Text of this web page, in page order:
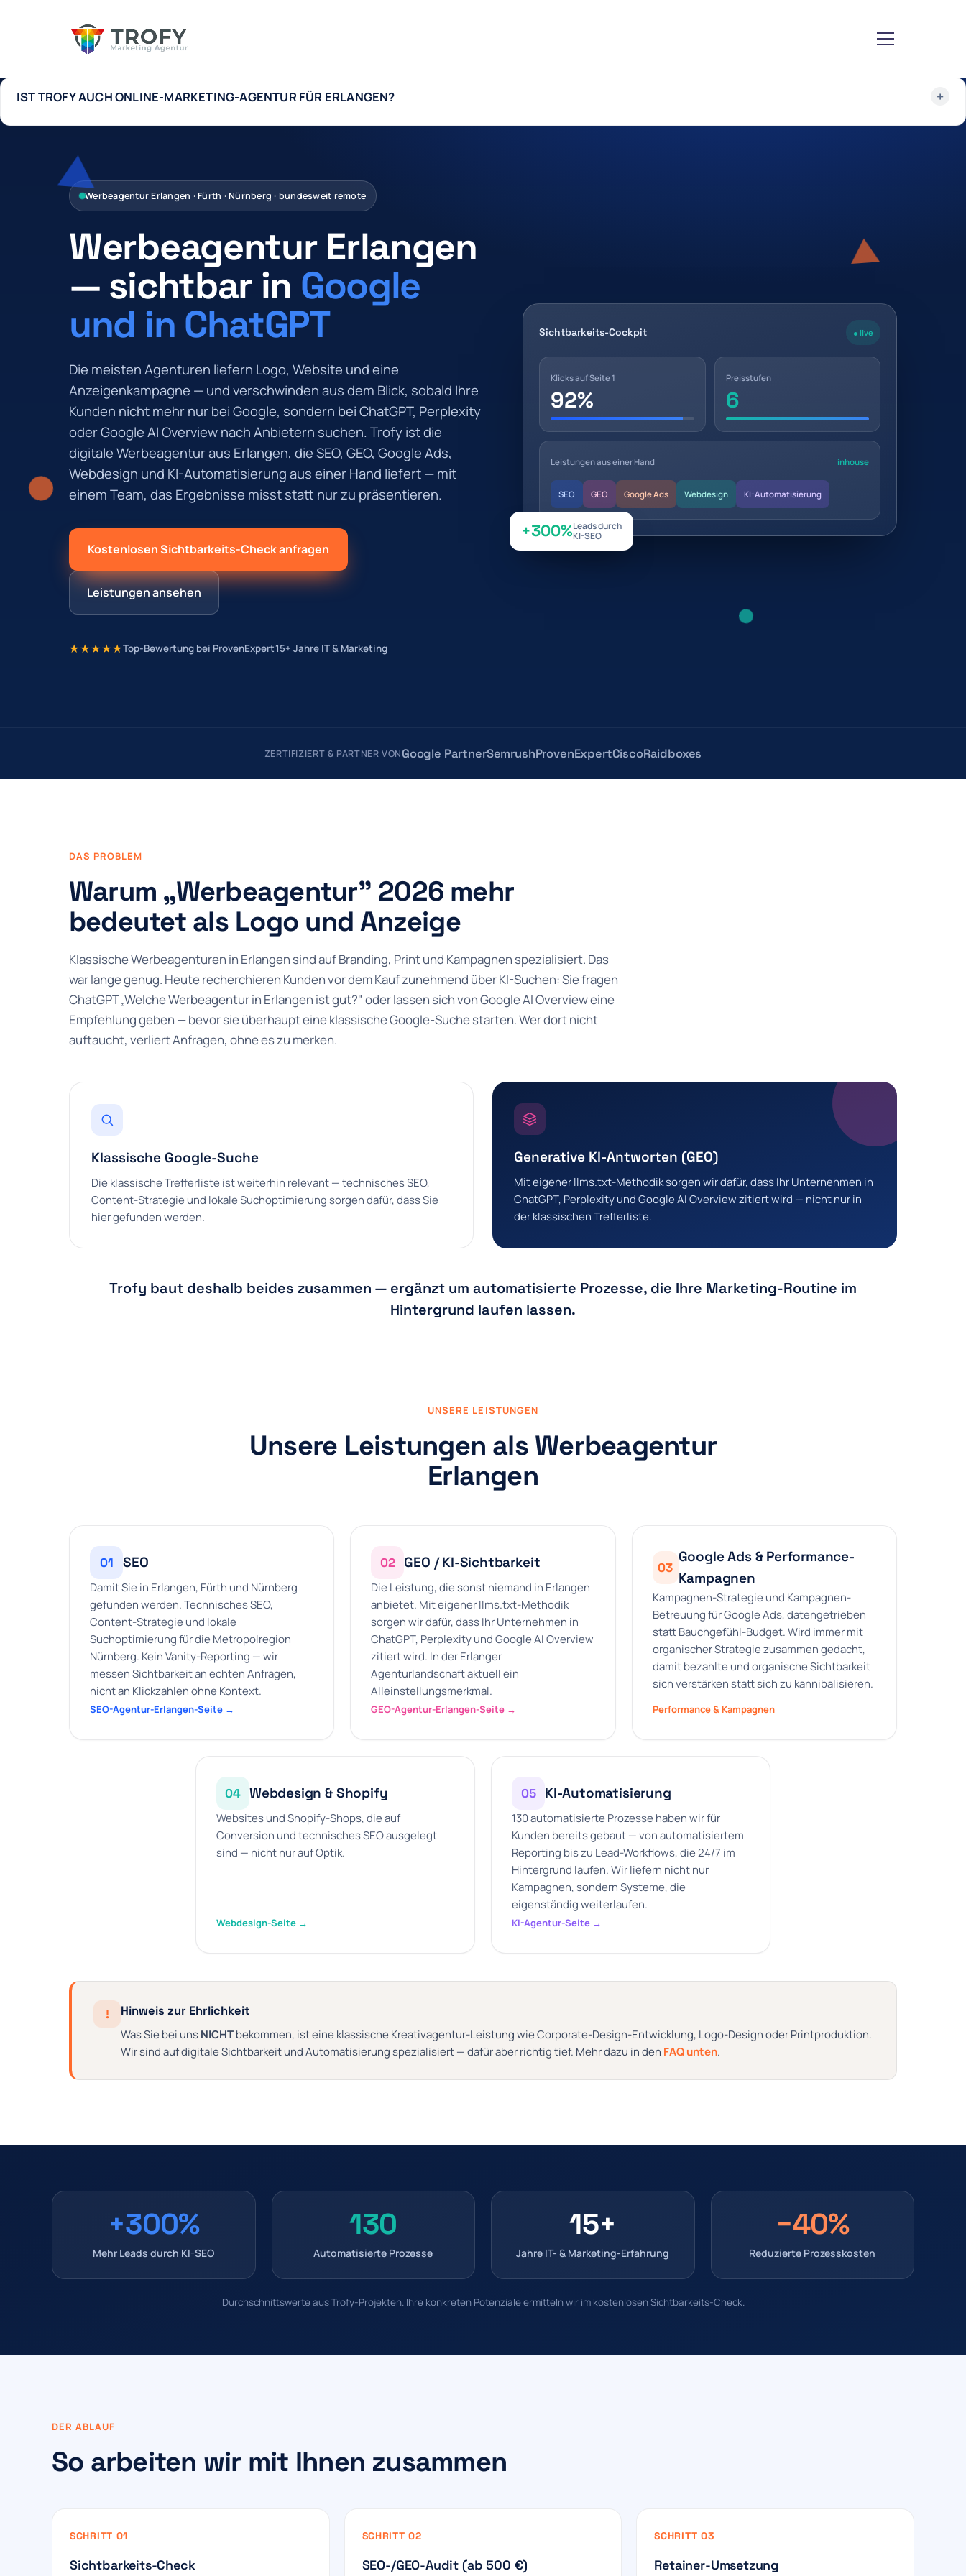
IST TROFY AUCH ONLINE-MARKETING-AGENTUR FÜR ERLANGEN? +
Werbeagentur Erlangen · Fürth · Nürnberg · bundesweit remote
Werbeagentur Erlangen
— sichtbar in Google
und in ChatGPT
Die meisten Agenturen liefern Logo, Website und eine
Anzeigenkampagne — und verschwinden aus dem Blick, sobald Ihre
Kunden nicht mehr nur bei Google, sondern bei ChatGPT, Perplexity
oder Google AI Overview nach Anbietern suchen. Trofy ist die
digitale Werbeagentur aus Erlangen, die SEO, GEO, Google Ads,
Webdesign und KI-Automatisierung aus einer Hand liefert — mit
einem Team, das Ergebnisse misst statt nur zu präsentieren.
Kostenlosen Sichtbarkeits-Check anfragen
Leistungen ansehen
★★★★★Top-Bewertung bei ProvenExpert15+ Jahre IT & Marketing
Sichtbarkeits-Cockpit ● live
Klicks auf Seite 1
92%
Preisstufen
6
Leistungen aus einer Hand inhouse
SEO GEO Google Ads Webdesign KI-Automatisierung
+300%Leads durch
KI-SEO
ZERTIFIZIERT & PARTNER VONGoogle PartnerSemrushProvenExpertCiscoRaidboxes
DAS PROBLEM
Warum „Werbeagentur" 2026 mehr
bedeutet als Logo und Anzeige
Klassische Werbeagenturen in Erlangen sind auf Branding, Print und Kampagnen spezialisiert. Das
war lange genug. Heute recherchieren Kunden vor dem Kauf zunehmend über KI-Suchen: Sie fragen
ChatGPT „Welche Werbeagentur in Erlangen ist gut?" oder lassen sich von Google AI Overview eine
Empfehlung geben — bevor sie überhaupt eine klassische Google-Suche starten. Wer dort nicht
auftaucht, verliert Anfragen, ohne es zu merken.
Klassische Google-Suche
Die klassische Trefferliste ist weiterhin relevant — technisches SEO,
Content-Strategie und lokale Suchoptimierung sorgen dafür, dass Sie
hier gefunden werden.
Generative KI-Antworten (GEO)
Mit eigener llms.txt-Methodik sorgen wir dafür, dass Ihr Unternehmen in
ChatGPT, Perplexity und Google AI Overview zitiert wird — nicht nur in
der klassischen Trefferliste.
Trofy baut deshalb beides zusammen — ergänzt um automatisierte Prozesse, die Ihre Marketing-Routine im
Hintergrund laufen lassen.
UNSERE LEISTUNGEN
Unsere Leistungen als Werbeagentur
Erlangen
01 SEO
Damit Sie in Erlangen, Fürth und Nürnberg
gefunden werden. Technisches SEO,
Content-Strategie und lokale
Suchoptimierung für die Metropolregion
Nürnberg. Kein Vanity-Reporting — wir
messen Sichtbarkeit an echten Anfragen,
nicht an Klickzahlen ohne Kontext.
SEO-Agentur-Erlangen-Seite →
02 GEO / KI-Sichtbarkeit
Die Leistung, die sonst niemand in Erlangen
anbietet. Mit eigener llms.txt-Methodik
sorgen wir dafür, dass Ihr Unternehmen in
ChatGPT, Perplexity und Google AI Overview
zitiert wird. In der Erlanger
Agenturlandschaft aktuell ein
Alleinstellungsmerkmal.
GEO-Agentur-Erlangen-Seite →
03
Google Ads & Performance-
Kampagnen
Kampagnen-Strategie und Kampagnen-
Betreuung für Google Ads, datengetrieben
statt Bauchgefühl-Budget. Wird immer mit
organischer Strategie zusammen gedacht,
damit bezahlte und organische Sichtbarkeit
sich verstärken statt sich zu kannibalisieren.
Performance & Kampagnen
04 Webdesign & Shopify
Websites und Shopify-Shops, die auf
Conversion und technisches SEO ausgelegt
sind — nicht nur auf Optik.
Webdesign-Seite →
05 KI-Automatisierung
130 automatisierte Prozesse haben wir für
Kunden bereits gebaut — von automatisiertem
Reporting bis zu Lead-Workflows, die 24/7 im
Hintergrund laufen. Wir liefern nicht nur
Kampagnen, sondern Systeme, die
eigenständig weiterlaufen.
KI-Agentur-Seite →
!
Hinweis zur Ehrlichkeit
Was Sie bei unsNICHTbekommen, ist eine klassische Kreativagentur-Leistung wie Corporate-Design-Entwicklung, Logo-Design oder Printproduktion.
Wir sind auf digitale Sichtbarkeit und Automatisierung spezialisiert — dafür aber richtig tief. Mehr dazu in den FAQ unten.
+300%
Mehr Leads durch KI-SEO
130
Automatisierte Prozesse
15+
Jahre IT- & Marketing-Erfahrung
−40%
Reduzierte Prozesskosten
Durchschnittswerte aus Trofy-Projekten. Ihre konkreten Potenziale ermitteln wir im kostenlosen Sichtbarkeits-Check.
DER ABLAUF
So arbeiten wir mit Ihnen zusammen
SCHRITT 01
Sichtbarkeits-Check
SCHRITT 02
SEO-/GEO-Audit (ab 500 €)
SCHRITT 03
Retainer-Umsetzung